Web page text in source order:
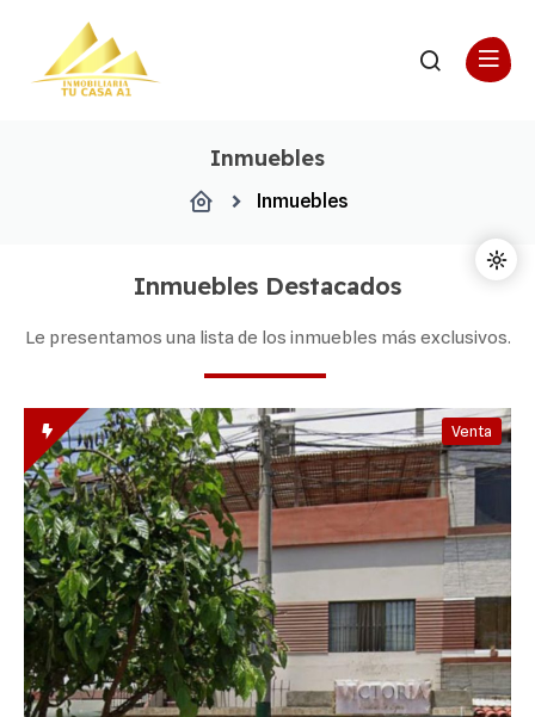
Inmuebles
Inmuebles
Inmuebles Destacados
Le presentamos una lista de los inmuebles más exclusivos.
Venta